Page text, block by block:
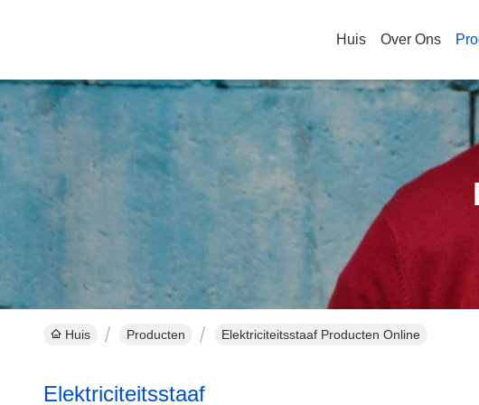
Huis Over Ons
Huis Producten Elektriciteitsstaaf Producten Online
Elektriciteitsstaaf